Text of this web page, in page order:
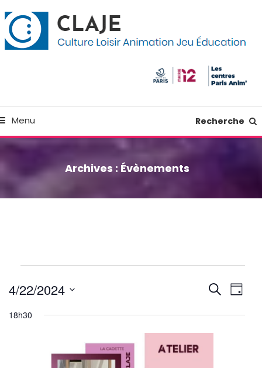
Menu Recherche
Archives : Évènements
for
22,
et
Recherche
de
Jour
4/22/2024
une
18h30